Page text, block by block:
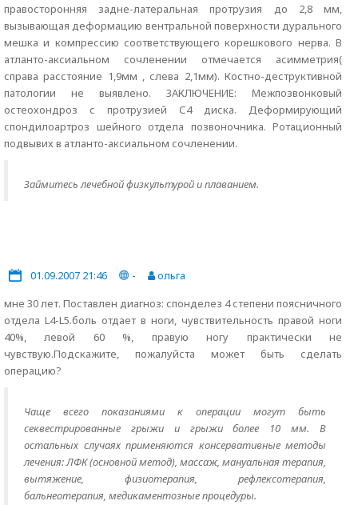
правосторонняя задне-латеральная протрузия до 2,8 мм,
вызывающая деформацию вентральной поверхности дурального
мешка и компрессию соответствующего корешкового нерва. В
атланто-аксиальном сочленении отмечается асимметрия(
справа расстояние 1,9мм , слева 2,1мм). Костно-деструктивной
патологии не выявлено. ЗАКЛЮЧЕНИЕ: Межпозвонковый
остеохондроз с протрузией С4 диска. Деформирующий
спондилоартроз шейного отдела позвоночника. Ротационный
подвывих в атланто-аксиальном сочленении.
Займитесь лечебной физкультурой и плаванием.
01.09.2007 21:46 -
ольга
мне 30 лет. Поставлен диагноз: спонделез 4 степени поясничного
отдела L4-L5.боль отдает в ноги, чувствительность правой ноги
40%, левой 60 %, правую ногу практически не
чувствую.Подскажите, пожалуйста может быть сделать
операцию?
Чаще всего показаниями к операции могут быть
секвестрированные грыжи и грыжи более 10 мм. В
остальных случаях применяются консервативные методы
лечения: ЛФК (основной метод), массаж, мануальная терапия,
вытяжение, физиотерапия, рефлексотерапия,
бальнеотерапия, медикаментозные процедуры.